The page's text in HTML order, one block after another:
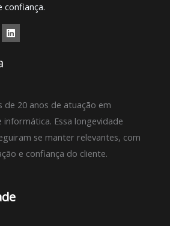
confiança.
20 anos de atuação em
informática. Essa longevidade
se manter relevantes, com
e confiança do cliente.